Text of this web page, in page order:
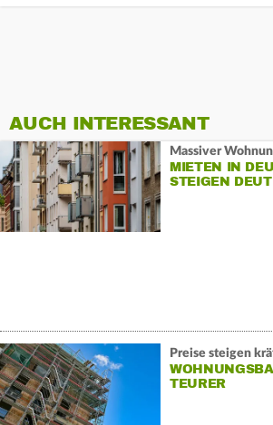
AUCH INTERESSANT
Massiver
MIETEN IN
STEIGEN
Preise steigen
TEURER